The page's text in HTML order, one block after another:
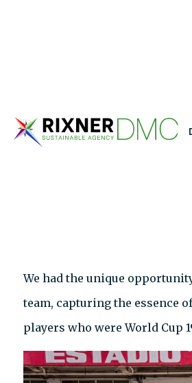
Football
We had the unique
team, capturing the essence
players who were World Cup